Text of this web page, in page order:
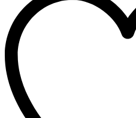
množstvo